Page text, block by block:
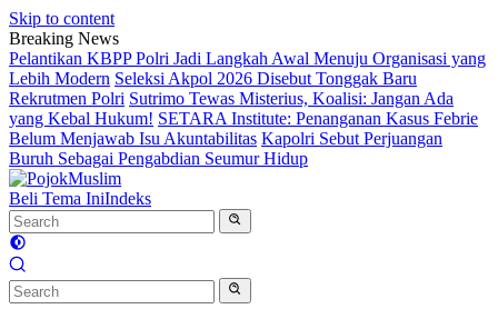
Skip to content
Breaking News
Pelantikan KBPP Polri Jadi Langkah Awal Menuju Organisasi yang
Lebih Modern Seleksi Akpol 2026 Disebut Tonggak Baru
Rekrutmen Polri Sutrimo Tewas Misterius, Koalisi: Jangan Ada
yang Kebal Hukum! SETARA Institute: Penanganan Kasus Febrie
Belum Menjawab Isu Akuntabilitas Kapolri Sebut Perjuangan
Buruh Sebagai Pengabdian Seumur Hidup
Beli Tema IniIndeks